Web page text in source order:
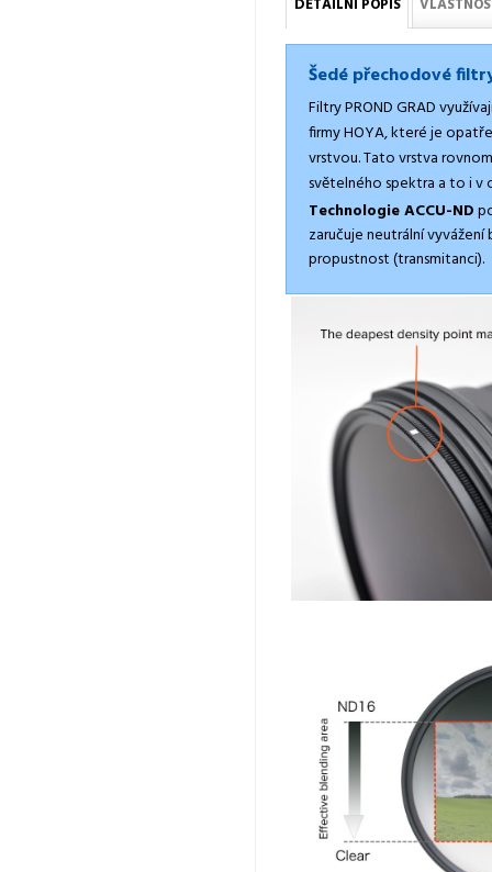
Šedé přechodové
Filtry PROND GRAD
firmy HOYA, které je
vrstvou. Tato vrstva
světelného spektra a to i v
Technologie ACCU-ND
zaručuje neutrální
propustnost (transmitanci).